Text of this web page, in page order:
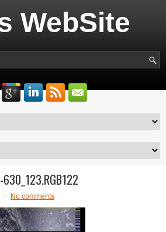
WebSite
No comments